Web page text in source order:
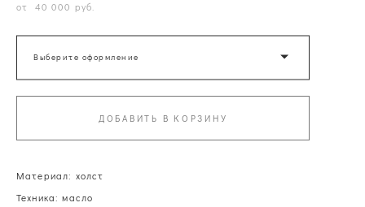
от 40 000 pуб.
Выберите оформление
ДОБАВИТЬ В КОРЗИНУ
Материал: холст
Техника: масло